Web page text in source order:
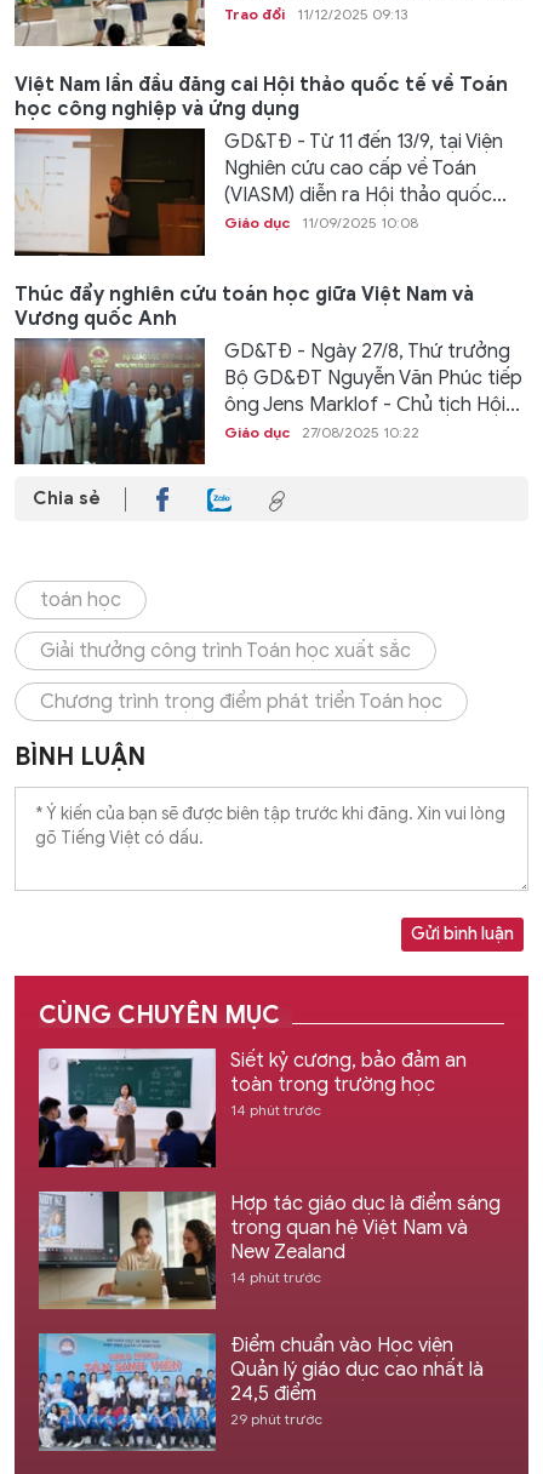
Trao đổi 11/12/2025 09:13
Việt Nam lần đầu đăng cai Hội thảo quốc tế về Toán
học công nghiệp và ứng dụng
GD&TĐ - Từ 11 đến 13/9, tại Viện
Nghiên cứu cao cấp về Toán
(VIASM) diễn ra Hội thảo quốc...
Giáo dục 11/09/2025 10:08
Thúc đẩy nghiên cứu toán học giữa Việt Nam và
Vương quốc Anh
GD&TĐ - Ngày 27/8, Thứ trưởng
Bộ GD&ĐT Nguyễn Văn Phúc tiếp
ông Jens Marklof - Chủ tịch Hội...
Giáo dục 27/08/2025 10:22
Chia sẻ
toán học
Giải thưởng công trình Toán học xuất sắc
Chương trình trọng điểm phát triển Toán học
BÌNH LUẬN
Gửi bình luận
CÙNG CHUYÊN MỤC
Siết kỷ cương, bảo đảm an
toàn trong trường học
14 phút trước
Hợp tác giáo dục là điểm sáng
trong quan hệ Việt Nam và
New Zealand
14 phút trước
Điểm chuẩn vào Học viện
Quản lý giáo dục cao nhất là
24,5 điểm
29 phút trước